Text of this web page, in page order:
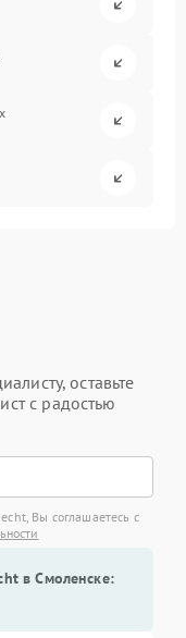
оставьте
с радостью
Вы соглашаетесь с
в Смоленске: